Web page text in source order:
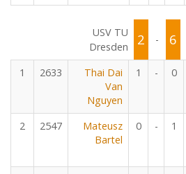
USV TU
Dresden
2 - 6
1 2633
Thai Dai
Van
Nguyen
1 - 0
2 2547
Mateusz
Bartel
0 - 1